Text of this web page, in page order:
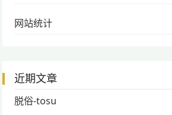
网站统计
近期文章
脱俗-tosu